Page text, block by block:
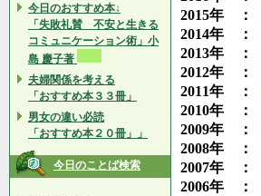
今日のおすすめ本↓
「失敗礼賛 不安と生きる
コミュニケーション術」小
島 慶子著
夫婦関係を考える
「おすすめ本３３冊」
男女の違い必読
「おすすめ本２０冊」」
今日のことば検索
2015年 ：
2014年 ：
2013年 ：
2012年 ：
2011年 ：
2010年 ：
2009年 ：
2008年 ：
2007年 ：
2006年 ：